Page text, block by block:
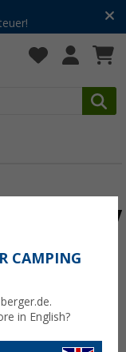
CAMPING
in English?